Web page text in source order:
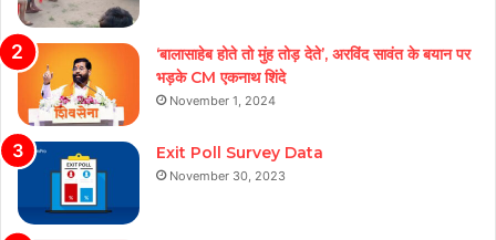
‘बालासाहेब होते तो मुंह तोड़ देते’, अरविंद सावंत के बयान पर
भड़के CM एकनाथ शिंदे
November 1, 2024
Exit Poll Survey Data
November 30, 2023